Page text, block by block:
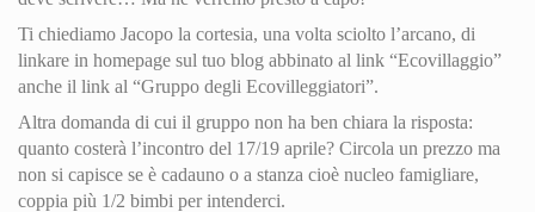
Ti chiediamo Jacopo la cortesia, una volta sciolto l’arcano, di
linkare in homepage sul tuo blog abbinato al link “Ecovillaggio”
anche il link al “Gruppo degli Ecovilleggiatori”.
Altra domanda di cui il gruppo non ha ben chiara la risposta:
quanto costerà l’incontro del 17/19 aprile? Circola un prezzo ma
non si capisce se è cadauno o a stanza cioè nucleo famigliare,
coppia più 1/2 bimbi per intenderci.